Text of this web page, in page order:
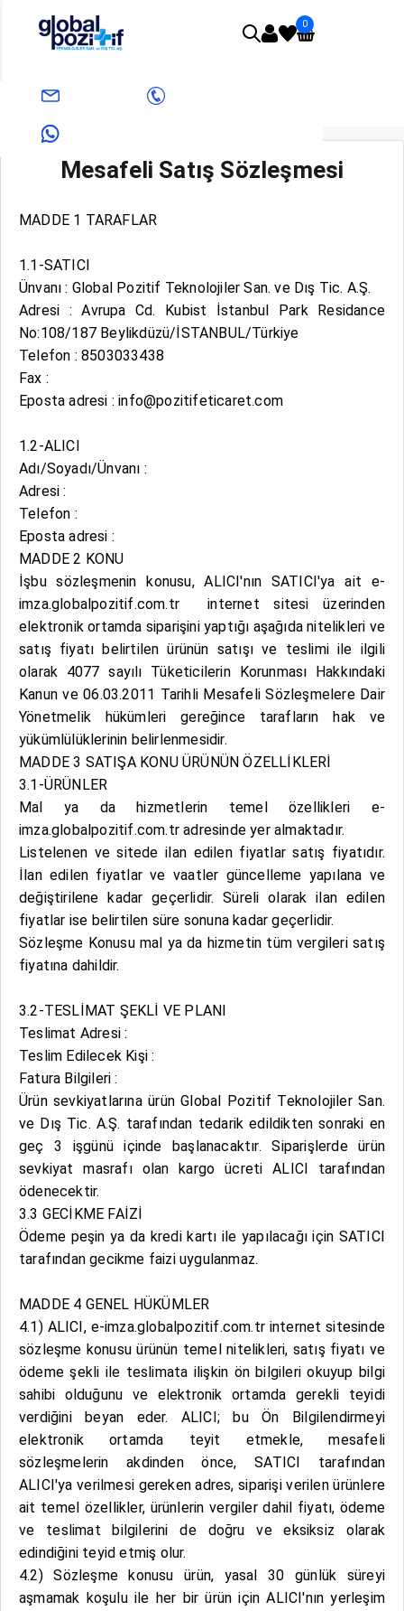
info@pozitifeticaret.com
+905312631824
0
Mesafeli Satış Sözleşmesi
Mesafeli Satış Sözleşmesi
MADDE 1 TARAFLAR
1.1-SATICI
Ünvanı : Global Pozitif Teknolojiler San. ve Dış Tic. A.Ş.
Adresi : Avrupa Cd. Kubist İstanbul Park Residance
No:108/187 Beylikdüzü/İSTANBUL/Türkiye
Telefon : 8503033438
Fax :
Eposta adresi : info@pozitifeticaret.com
1.2-ALICI
Adı/Soyadı/Ünvanı :
Adresi :
Telefon :
Eposta adresi :
MADDE 2 KONU
İşbu sözleşmenin konusu, ALICI'nın SATICI'ya ait e-
imza.globalpozitif.com.tr internet sitesi üzerinden
elektronik ortamda siparişini yaptığı aşağıda nitelikleri ve
satış fiyatı belirtilen ürünün satışı ve teslimi ile ilgili
olarak 4077 sayılı Tüketicilerin Korunması Hakkındaki
Kanun ve 06.03.2011 Tarihli Mesafeli Sözleşmelere Dair
Yönetmelik hükümleri gereğince tarafların hak ve
yükümlülüklerinin belirlenmesidir.
MADDE 3 SATIŞA KONU ÜRÜNÜN ÖZELLİKLERİ
3.1-ÜRÜNLER
Mal ya da hizmetlerin temel özellikleri e-
imza.globalpozitif.com.tr adresinde yer almaktadır.
Listelenen ve sitede ilan edilen fiyatlar satış fiyatıdır.
İlan edilen fiyatlar ve vaatler güncelleme yapılana ve
değiştirilene kadar geçerlidir. Süreli olarak ilan edilen
fiyatlar ise belirtilen süre sonuna kadar geçerlidir.
Sözleşme Konusu mal ya da hizmetin tüm vergileri satış
fiyatına dahildir.
3.2-TESLİMAT ŞEKLİ VE PLANI
Teslimat Adresi :
Teslim Edilecek Kişi :
Fatura Bilgileri :
Ürün sevkiyatlarına ürün Global Pozitif Teknolojiler San.
ve Dış Tic. A.Ş. tarafından tedarik edildikten sonraki en
geç 3 işgünü içinde başlanacaktır. Siparişlerde ürün
sevkiyat masrafı olan kargo ücreti ALICI tarafından
ödenecektir.
3.3 GECİKME FAİZİ
Ödeme peşin ya da kredi kartı ile yapılacağı için SATICI
tarafından gecikme faizi uygulanmaz.
MADDE 4 GENEL HÜKÜMLER
4.1) ALICI, e-imza.globalpozitif.com.tr internet sitesinde
sözleşme konusu ürünün temel nitelikleri, satış fiyatı ve
ödeme şekli ile teslimata ilişkin ön bilgileri okuyup bilgi
sahibi olduğunu ve elektronik ortamda gerekli teyidi
verdiğini beyan eder. ALICI; bu Ön Bilgilendirmeyi
elektronik ortamda teyit etmekle, mesafeli
sözleşmelerin akdinden önce, SATICI tarafından
ALICI'ya verilmesi gereken adres, siparişi verilen ürünlere
ait temel özellikler, ürünlerin vergiler dahil fiyatı, ödeme
ve teslimat bilgilerini de doğru ve eksiksiz olarak
edindiğini teyid etmiş olur.
4.2) Sözleşme konusu ürün, yasal 30 günlük süreyi
aşmamak koşulu ile her bir ürün için ALICI'nın yerleşim